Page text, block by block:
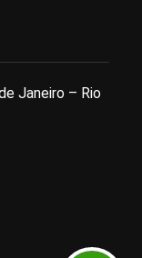
Janeiro – Rio